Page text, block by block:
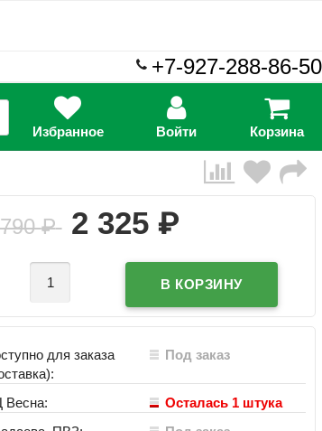
+7-927-288-86-50
Избранное Войти Корзина
₽ 2 325 ₽
для заказа
Под заказ
Весна:
Осталась 1 штука